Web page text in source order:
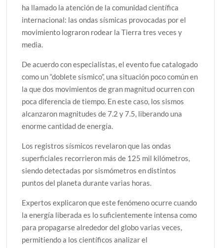
ha llamado la atención de la comunidad científica
internacional: las ondas sísmicas provocadas por el
movimiento lograron rodear la Tierra tres veces y
media.
De acuerdo con especialistas, el evento fue catalogado
como un “doblete sísmico”, una situación poco común en
la que dos movimientos de gran magnitud ocurren con
poca diferencia de tiempo. En este caso, los sismos
alcanzaron magnitudes de 7.2 y 7.5, liberando una
enorme cantidad de energía.
Los registros sísmicos revelaron que las ondas
superficiales recorrieron más de 125 mil kilómetros,
siendo detectadas por sismómetros en distintos
puntos del planeta durante varias horas.
Expertos explicaron que este fenómeno ocurre cuando
la energía liberada es lo suficientemente intensa como
para propagarse alrededor del globo varias veces,
permitiendo a los científicos analizar el